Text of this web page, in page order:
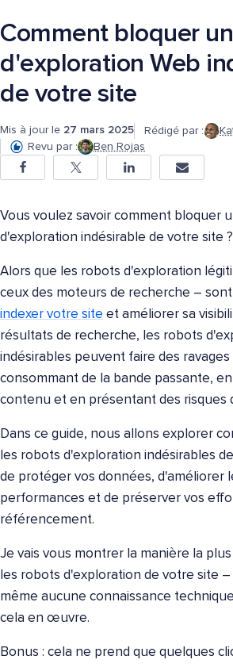
Comment bloquer
d'exploration Web
de votre site
Mis à jour le 27 mars 2025 Rédigé par :
Revu par :
Ben Rojas
Vous voulez savoir comment bloquer
d'exploration indésirable de votre site ?
Alors que les robots d'exploration
ceux des moteurs de recherche –
indexer votre site et améliorer sa
résultats de recherche, les robots
indésirables peuvent faire des ravages
consommant de la bande passante,
contenu et en présentant des risques
Dans ce guide, nous allons explorer
les robots d'exploration indésirables
de protéger vos données, d'améliorer
performances et de préserver vos
référencement.
Je vais vous montrer la manière la
les robots d'exploration de votre site
même aucune connaissance
cela en œuvre.
Bonus : cela ne prend que quelques